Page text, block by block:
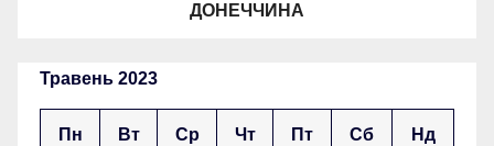
ДОНЕЧЧИНА
Травень 2023
Пн Вт Ср Чт Пт Сб Нд